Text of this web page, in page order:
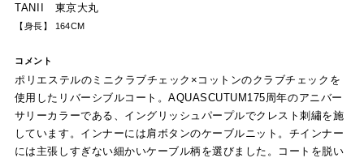
TANII 東京大丸
【身長】 164CM
コメント
ポリエステルのミニクラブチェック×コットンのクラブチェックを
使用したリバーシブルコート。AQUASCUTUM175周年のアニバー
サリーカラーである、イングリッシュパープルでクレスト刺繡を施
しています。インナーには肩ボタンのケーブルニット。チインナー
には主張しすぎない細かいケーブル柄を選びました。コートを脱い